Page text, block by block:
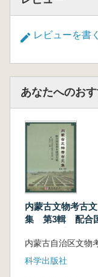
レビューを書く
あなたへのお
内蒙古文物考古文
集 第3輯 配合
科学出版社